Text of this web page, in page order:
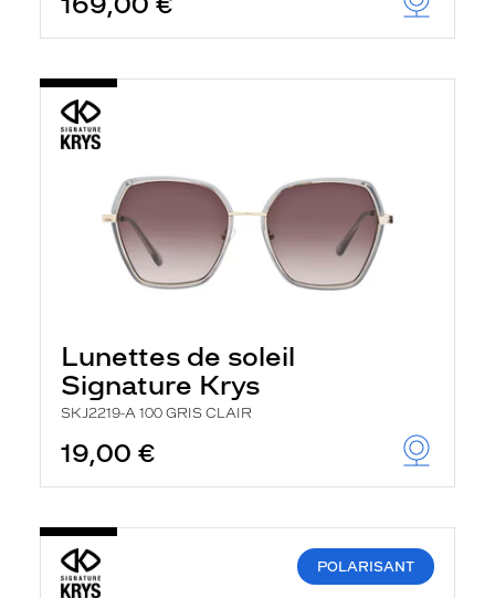
Lunettes de soleil
Signature Krys
SKJ2219-A 100 GRIS CLAIR
19,00 €
POLARISANT